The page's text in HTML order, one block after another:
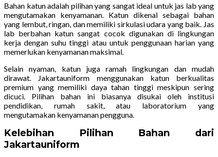
Bahan katun adalah pilihan yang sangat ideal untuk jas lab yang
mengutamakan kenyamanan. Katun dikenal sebagai bahan
yang lembut, ringan, dan memiliki sirkulasi udara yang baik. Jas
lab berbahan katun sangat cocok digunakan di lingkungan
kerja dengan suhu tinggi atau untuk penggunaan harian yang
memerlukan kenyamanan maksimal.
Selain nyaman, katun juga ramah lingkungan dan mudah
dirawat. Jakartauniform menggunakan katun berkualitas
premium yang memiliki daya tahan tinggi meskipun sering
dicuci. Pilihan bahan ini biasanya disukai oleh institusi
pendidikan, rumah sakit, atau laboratorium yang
mengutamakan kenyamanan pengguna.
Kelebihan Pilihan Bahan dari
Jakartauniform